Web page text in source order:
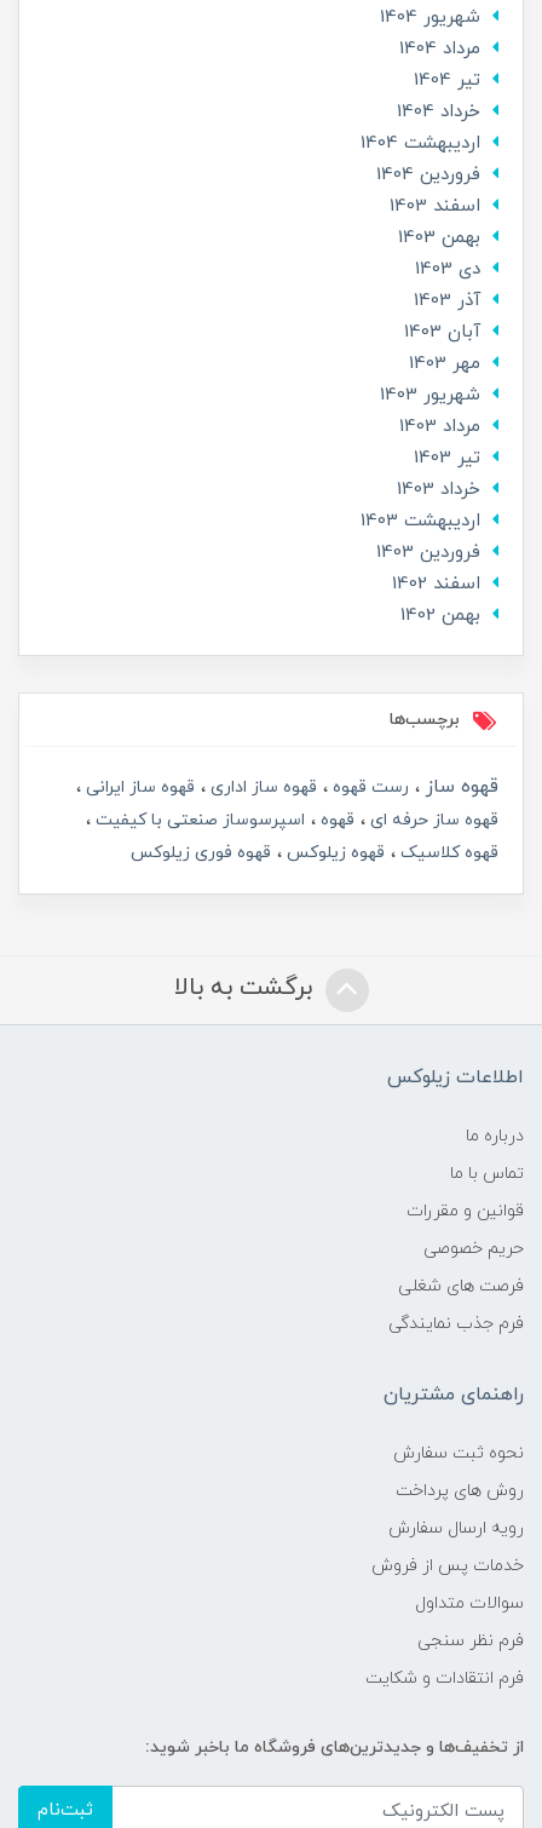
شهریور 1404
مرداد 1404
تير 1404
خرداد 1404
ارديبهشت 1404
فروردین 1404
اسفند 1403
بهمن 1403
دی 1403
آذر 1403
آبان 1403
مهر 1403
شهریور 1403
مرداد 1403
تير 1403
خرداد 1403
ارديبهشت 1403
فروردین 1403
اسفند 1402
بهمن 1402
برچسب‌ها
قهوه ساز رست قهوه قهوه ساز اداری
قهوه ساز ایرانی
قهوه ساز حرفه ای
قهوه
اسپرسوساز صنعتی با کیفیت
قهوه کلاسیک
قهوه زیلوکس قهوه فوری زیلوکس
برگشت به بالا
اطلاعات زیلوکس
درباره ما
تماس با ما
قوانین و مقررات
حریم خصوصی
فرصت های شغلی
فرم جذب نمایندگی
راهنمای مشتریان
نحوه ثبت سفارش
روش های پرداخت
رویه ارسال سفارش
خدمات پس از فروش
سوالات متداول
فرم نظر سنجی
فرم انتقادات و شکایت
از تخفیف‌ها و جدیدترین‌های فروشگاه ما باخبر شوید:
ثبت‌نام